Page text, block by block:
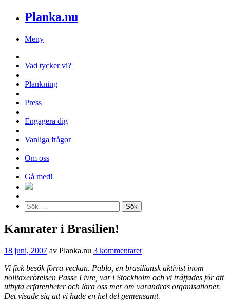
Planka.nu
Meny
Vad tycker vi?
Plankning
Press
Engagera dig
Vanliga frågor
Om oss
Gå med!
Kamrater i Brasilien!
18 juni, 2007 av Planka.nu 3 kommentarer
Vi fick besök förra veckan. Pablo, en brasiliansk aktivist inom
nolltaxerörelsen Passe Livre, var i Stockholm och vi träffades för att
utbyta erfarenheter och lära oss mer om varandras organisationer.
Det visade sig att vi hade en hel del gemensamt.